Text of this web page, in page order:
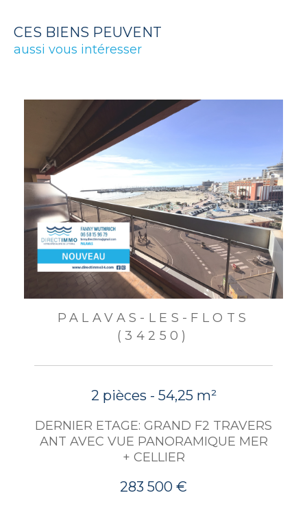
CES BIENS PEUVENT
aussi vous intéresser
PALAVAS-LES-FLOTS
(34250)
2 pièces - 54,25 m²
DERNIER ETAGE: GRAND F2 TRAVERS
ANT AVEC VUE PANORAMIQUE MER
+ CELLIER
283 500 €